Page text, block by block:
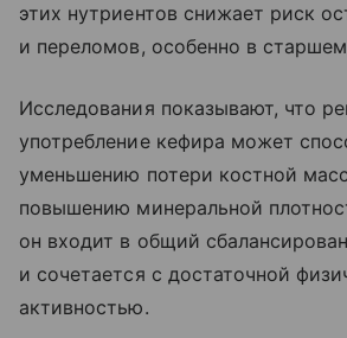
этих нутриентов снижает риск
и переломов, особенно в
Исследования показывают, что
употребление кефира может
уменьшению потери костной
повышению минеральной
он входит в общий
и сочетается с достаточной
активностью.